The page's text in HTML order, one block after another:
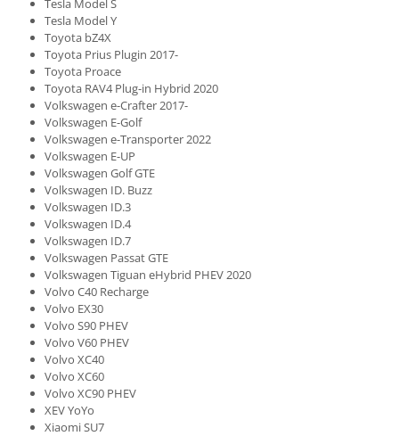
Tesla Model S
Tesla Model Y
Toyota bZ4X
Toyota Prius Plugin 2017-
Toyota Proace
Toyota RAV4 Plug-in Hybrid 2020
Volkswagen e-Crafter 2017-
Volkswagen E-Golf
Volkswagen e-Transporter 2022
Volkswagen E-UP
Volkswagen Golf GTE
Volkswagen ID. Buzz
Volkswagen ID.3
Volkswagen ID.4
Volkswagen ID.7
Volkswagen Passat GTE
Volkswagen Tiguan eHybrid PHEV 2020
Volvo C40 Recharge
Volvo EX30
Volvo S90 PHEV
Volvo V60 PHEV
Volvo XC40
Volvo XC60
Volvo XC90 PHEV
XEV YoYo
Xiaomi SU7